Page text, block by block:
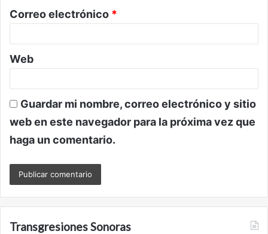
o
*
Correo electrónico *
Web
Guardar mi nombre, correo electrónico y sitio
web en este navegador para la próxima vez que
haga un comentario.
Transgresiones Sonoras